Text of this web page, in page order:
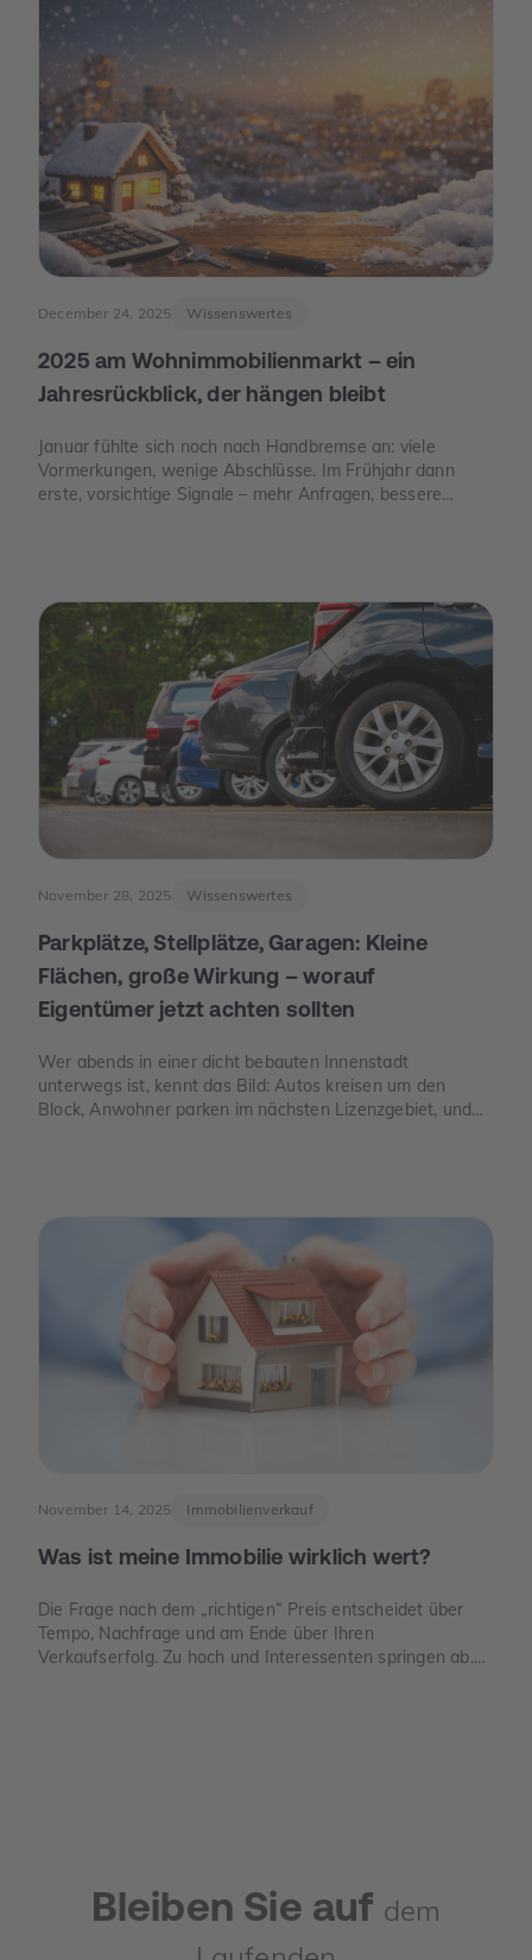
December 24, 2025 Wissenswertes
2025 am Wohnimmobilienmarkt – ein
Jahresrückblick, der hängen bleibt
Januar fühlte sich noch nach Handbremse an: viele
Vormerkungen, wenige Abschlüsse. Im Frühjahr dann
erste, vorsichtige Signale – mehr Anfragen, bessere
mehr „Was ist wirklich möglich?“.
November 28, 2025 Wissenswertes
Parkplätze, Stellplätze, Garagen: Kleine
Flächen, große Wirkung – worauf
Eigentümer jetzt achten sollten
Wer abends in einer dicht bebauten Innenstadt
unterwegs ist, kennt das Bild: Autos kreisen um den
Block, Anwohner parken im nächsten Lizenzgebiet, und
und E-Mobilität den Wert eines Stellplatzes oder einer
Garage verändern können.
November 14, 2025 Immobilienverkauf
Was ist meine Immobilie wirklich wert?
Die Frage nach dem „richtigen“ Preis entscheidet über
Tempo, Nachfrage und am Ende über Ihren
Verkaufserfolg. Zu hoch und Interessenten springen ab.
Bleiben Sie auf dem